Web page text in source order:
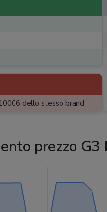
dello stesso brand
prezzo